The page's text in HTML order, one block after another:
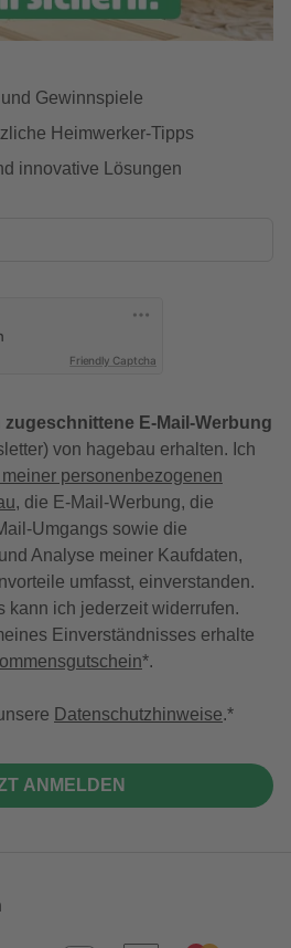
Gewinnspiele
Heimwerker-Tipps
innovative Lösungen
Friendly Captcha
zugeschnittene E-Mail-Werbung
von hagebau erhalten. Ich
personenbezogenen
, die E-Mail-Werbung, die
Umgangs sowie die
Analyse meiner Kaufdaten,
umfasst, einverstanden.
kann ich jederzeit widerrufen.
Einverständnisses erhalte
*.
Datenschutzhinweise.
ANMELDEN